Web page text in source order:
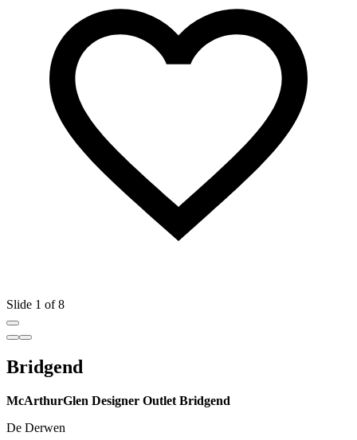
Slide 1 of 8
Bridgend
McArthurGlen Designer Outlet Bridgend
De Derwen